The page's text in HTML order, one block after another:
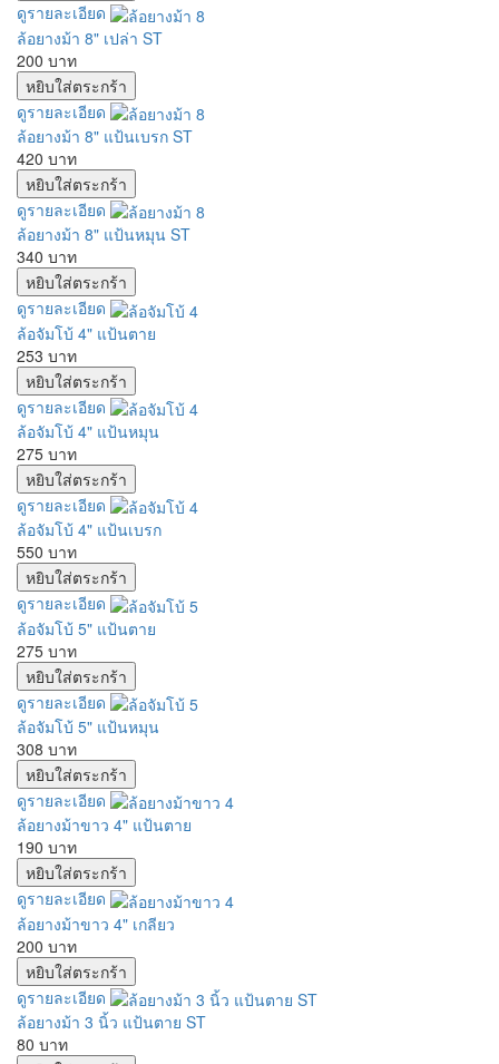
ดูรายละเอียด
ล้อยางม้า 8" เปล่า ST
200 บาท
ดูรายละเอียด
ล้อยางม้า 8" แป้นเบรก ST
420 บาท
ดูรายละเอียด
ล้อยางม้า 8" แป้นหมุน ST
340 บาท
ดูรายละเอียด
ล้อจัมโบ้ 4" แป้นตาย
253 บาท
ดูรายละเอียด
ล้อจัมโบ้ 4" แป้นหมุน
275 บาท
ดูรายละเอียด
ล้อจัมโบ้ 4" แป้นเบรก
550 บาท
ดูรายละเอียด
ล้อจัมโบ้ 5" แป้นตาย
275 บาท
ดูรายละเอียด
ล้อจัมโบ้ 5" แป้นหมุน
308 บาท
ดูรายละเอียด
ล้อยางม้าขาว 4" แป้นตาย
190 บาท
ดูรายละเอียด
ล้อยางม้าขาว 4" เกลียว
200 บาท
ดูรายละเอียด
ล้อยางม้า 3 นิ้ว แป้นตาย ST
80 บาท